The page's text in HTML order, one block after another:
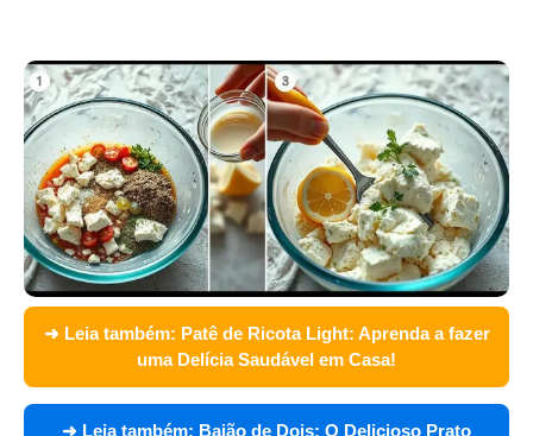
➜ Leia também: Patê de Ricota Light: Aprenda a fazer
uma Delícia Saudável em Casa!
➜ Leia também: Baião de Dois: O Delicioso Prato